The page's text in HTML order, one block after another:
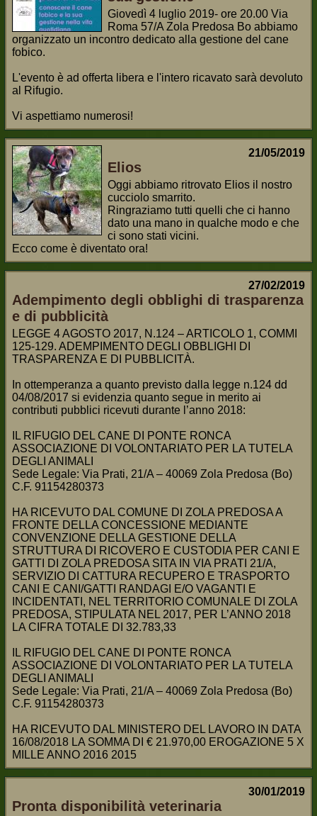
Giovedì 4 luglio 2019- ore 20.00 Via
Roma 57/A Zola Predosa Bo abbiamo
organizzato un incontro dedicato alla gestione del cane
fobico.
L'evento è ad offerta libera e l'intero ricavato sarà devoluto
al Rifugio.
Vi aspettiamo numerosi!
21/05/2019
Elios
Oggi abbiamo ritrovato Elios il nostro
cucciolo smarrito.
Ringraziamo tutti quelli che ci hanno
dato una mano in qualche modo e che
ci sono stati vicini.
Ecco come è diventato ora!
27/02/2019
Adempimento degli obblighi di trasparenza
e di pubblicità
LEGGE 4 AGOSTO 2017, N.124 – ARTICOLO 1, COMMI
125-129. ADEMPIMENTO DEGLI OBBLIGHI DI
TRASPARENZA E DI PUBBLICITÀ.
In ottemperanza a quanto previsto dalla legge n.124 dd
04/08/2017 si evidenzia quanto segue in merito ai
contributi pubblici ricevuti durante l’anno 2018:
IL RIFUGIO DEL CANE DI PONTE RONCA
ASSOCIAZIONE DI VOLONTARIATO PER LA TUTELA
DEGLI ANIMALI
Sede Legale: Via Prati, 21/A – 40069 Zola Predosa (Bo)
C.F. 91154280373
HA RICEVUTO DAL COMUNE DI ZOLA PREDOSA A
FRONTE DELLA CONCESSIONE MEDIANTE
CONVENZIONE DELLA GESTIONE DELLA
STRUTTURA DI RICOVERO E CUSTODIA PER CANI E
GATTI DI ZOLA PREDOSA SITA IN VIA PRATI 21/A,
SERVIZIO DI CATTURA RECUPERO E TRASPORTO
CANI E CANI/GATTI RANDAGI E/O VAGANTI E
INCIDENTATI, NEL TERRITORIO COMUNALE DI ZOLA
PREDOSA, STIPULATA NEL 2017, PER L’ANNO 2018
LA CIFRA TOTALE DI 32.783,33
IL RIFUGIO DEL CANE DI PONTE RONCA
ASSOCIAZIONE DI VOLONTARIATO PER LA TUTELA
DEGLI ANIMALI
Sede Legale: Via Prati, 21/A – 40069 Zola Predosa (Bo)
C.F. 91154280373
HA RICEVUTO DAL MINISTERO DEL LAVORO IN DATA
16/08/2018 LA SOMMA DI € 21.970,00 EROGAZIONE 5 X
MILLE ANNO 2016 2015
30/01/2019
Pronta disponibilità veterinaria